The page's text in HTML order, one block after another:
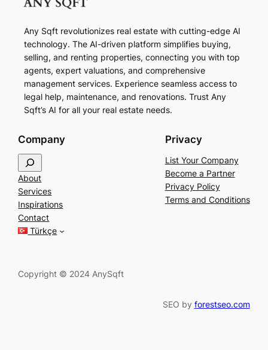
Any Sqft revolutionizes real estate with cutting-edge AI
technology. The AI-driven platform simplifies buying,
selling, and renting properties, connecting you with top
agents, expert valuations, and comprehensive
management services. Experience seamless access to
legal help, maintenance, and renovations. Trust Any
Sqft’s AI for all your real estate needs.
Company
e
a
r
c
h
About
Services
Inspirations
Contact
Türkçe
Privacy
List Your Company
Become a Partner
Privacy Policy
Terms and Conditions
Copyright © 2024 AnySqft
SEO by forestseo.com